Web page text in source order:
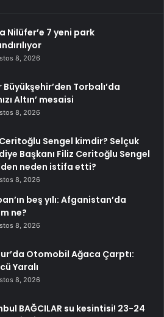
Nilüfer’e 7 yeni park
8, 2026
Büyükşehir’den Torbalı’da
Altın’ mesaisi
8, 2026
Sengel kimdir? Selçuk
Başkanı Filiz Ceritoğlu Sengel
neden istifa etti?
8, 2026
beş yılı: Afganistan’da
ne?
8, 2026
Otomobil Ağaca Çarptı:
Yaralı
8, 2026
BAĞCILAR su kesintisi! 23-24